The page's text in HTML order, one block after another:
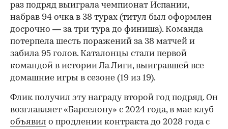
раз подряд выиграла чемпионат Испании,
набрав 94 очка в 38 турах (титул был оформлен
досрочно — за три тура до финиша). Команда
потерпела шесть поражений за 38 матчей и
забила 95 голов. Каталонцы стали первой
командой в истории Ла Лиги, выигравшей все
домашние игры в сезоне (19 из 19).
Флик получил эту награду второй год подряд. Он
возглавляет «Барселону» с 2024 года, в мае клуб
объявил о продлении контракта до 2028 года с